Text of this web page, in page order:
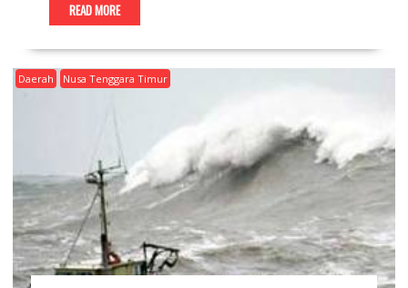
READ MORE
Daerah Nusa Tenggara Timur